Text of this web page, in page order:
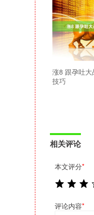
涨8 跟孕吐
技巧
相关评论
本文评分*
评论内容*